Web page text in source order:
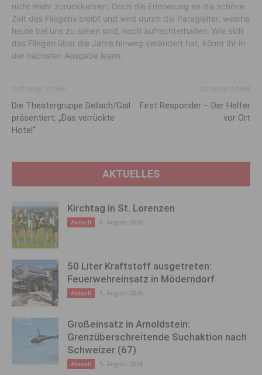
nicht mehr zurückkehren. Doch die Erinnerung an die schöne
Zeit des Fliegens bleibt und wird durch die Paragleiter, welche
heute bei uns zu sehen sind, noch aufrechterhalten. Wie sich
das Fliegen über die Jahre hinweg verändert hat, könnt Ihr in
der nächsten Ausgabe lesen.
Die Theatergruppe Dellach/Gail
präsentiert: „Das verrückte
Hotel“
First Responder – Der Helfer
vor Ort
AKTUELLES
Kirchtag in St. Lorenzen
Aktuell 6. August 2026
50 Liter Kraftstoff ausgetreten:
Feuerwehreinsatz in Möderndorf
Aktuell 5. August 2026
Großeinsatz in Arnoldstein:
Grenzüberschreitende Suchaktion nach
Schweizer (67)
Aktuell 5. August 2026